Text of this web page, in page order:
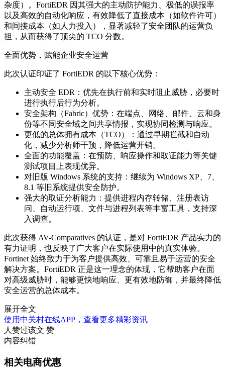
杂度）。FortiEDR 因其强大的主动防护能力、极低的误报率
以及高效的自动化响应，有效降低了直接成本（如软件许可）
和间接成本（如人力投入），显著减轻了安全团队的运营负
担，从而获得了顶尖的 TCO 分数。
全面优势，赋能企业安全运营
此次认证印证了 FortiEDR 的以下核心优势：
主动安全 EDR：优先在执行前和实时阻止威胁，必要时
进行执行后行为分析。
安全架构（Fabric）优势：在端点、网络、邮件、云和身
份等不同安全域之间共享情报，实现协同检测与响应。
更低的总体拥有成本（TCO）：通过早期拦截和自动
化，减少分析师干预，降低运营开销。
全面的功能覆盖：在预防、响应操作和取证能力等关键
测试项目上表现优异。
对旧版 Windows 系统的支持：继续为 Windows XP、7、
8.1 等旧系统提供安全防护。
强大的取证分析能力：提供进程内存转储、注册表访
问、自动运行项、文件与进程列表等丰富工具，支持深
入调查。
此次获得 AV-Comparatives 的认证，是对 FortiEDR 产品实力的
有力证明，也反映了广大客户在实际使用中的真实体验。
Fortinet 始终致力于为客户提供高效、可靠且易于运营的安全
解决方案。FortiEDR 正是这一理念的体现，它帮助客户在面
对高级威胁时，能够更快地响应、更有效地防御，并最终降低
安全运营的总体成本。
展开全文
使用中关村在线APP，查看更多精彩资讯
人赞过该文 赞
内容纠错
相关电商优惠